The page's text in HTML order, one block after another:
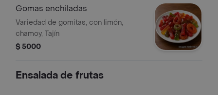
Gomas enchiladas
Variedad de gomitas, con limón,
chamoy, Tajín
$ 5000
Ensalada de frutas